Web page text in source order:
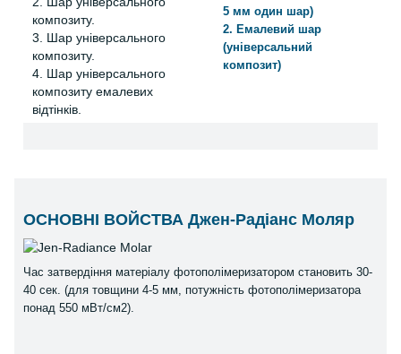
композиту.
3. Шар універсального
композиту.
4. Шар універсального
композиту емалевих
відтінків.
5 мм один шар)
2. Емалевий шар
(універсальний
композит)
ОСНОВНІ ВОЙСТВА Джен-Радіанс Моляр
Час затвердіння матеріалу фотополімеризатором становить 30-
40 сек. (для товщини 4-5 мм, потужність фотополімеризатора
понад 550 мВт/см2).